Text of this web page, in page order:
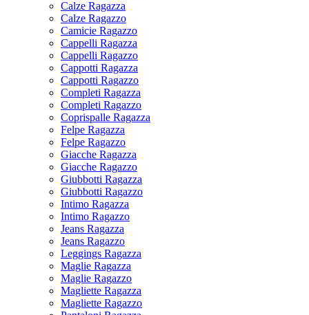
Calze Ragazza
Calze Ragazzo
Camicie Ragazzo
Cappelli Ragazza
Cappelli Ragazzo
Cappotti Ragazza
Cappotti Ragazzo
Completi Ragazza
Completi Ragazzo
Coprispalle Ragazza
Felpe Ragazza
Felpe Ragazzo
Giacche Ragazza
Giacche Ragazzo
Giubbotti Ragazza
Giubbotti Ragazzo
Intimo Ragazza
Intimo Ragazzo
Jeans Ragazza
Jeans Ragazzo
Leggings Ragazza
Maglie Ragazza
Maglie Ragazzo
Magliette Ragazza
Magliette Ragazzo